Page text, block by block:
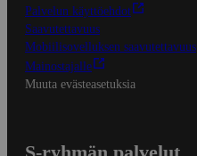
Palvelun käyttöehdot
Saavutettavuus
Mobiilisovelluksen saavutettavuus
Mainostajalle
Muuta evästeasetuksia